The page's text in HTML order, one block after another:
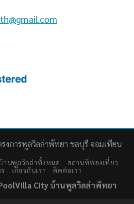
งการพูลวิลล่าพัทยา ชลบุรี จอมเทียน
านพูลวิลล่าทั้งหมด
สถานที่ท่องเที่ยว
เกี่ยวกับเรา ติดต่อเรา
City บ้านพูลวิลล่าพัทยา